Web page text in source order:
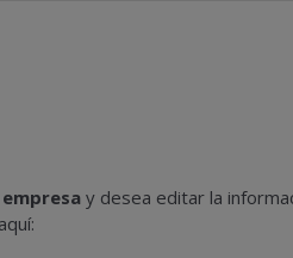
y desea editar la